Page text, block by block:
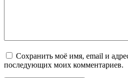
Сохранить моё имя, email и
последующих моих комментариев.